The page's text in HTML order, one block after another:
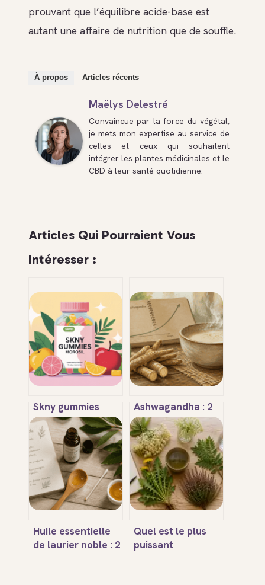
prouvant que l’équilibre acide-base est
autant une affaire de nutrition que de souffle.
À propos Articles récents
Maëlys Delestré
Convaincue par la force du végétal,
je mets mon expertise au service de
celles et ceux qui souhaitent
intégrer les plantes médicinales et le
CBD à leur santé quotidienne.
Articles Qui Pourraient Vous
Intéresser :
Skny gummies
morosil : avis,
efficacité, dangers
et mode d’emploi
Ashwagandha : 2
semaines pour le
stress, 8 pour
l’énergie ? Le vrai
calendrier des
effets
Huile essentielle
de laurier noble : 2
Quel est le plus
puissant